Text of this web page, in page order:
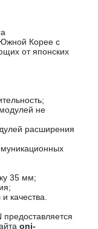
Южной Корее с
от японских
не
расширения
35 мм;
качества.
oni-